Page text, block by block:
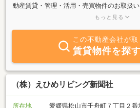
動産賃貸・管理・活用・売買物件のお取扱
ります。不動産を「借りる」「買う」「貸
なご相談に対応させて頂きます。愛媛の不
パティ(株)にお任せ下さい！！
もっと見る
この不動産会社が取
賃貸物件を探す
（株）えひめリビング新聞社
所在地
愛媛県松山市千舟町７丁目２番